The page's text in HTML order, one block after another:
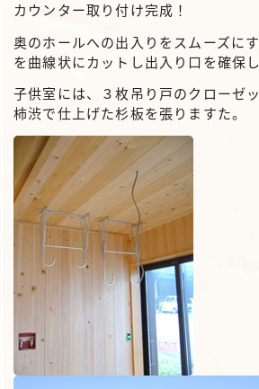
カウンター取り付け完成！
奥のホールへの出入りをスムーズに
を曲線状にカットし出入り口を確保し
子供室には、３枚吊り戸のクローゼ
柿渋で仕上げた杉板を張りますた。